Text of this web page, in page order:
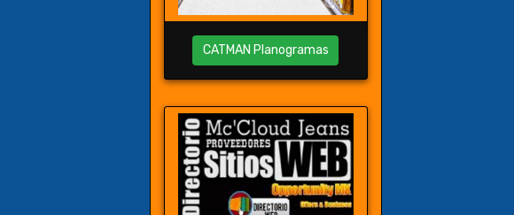
CATMAN Planogramas